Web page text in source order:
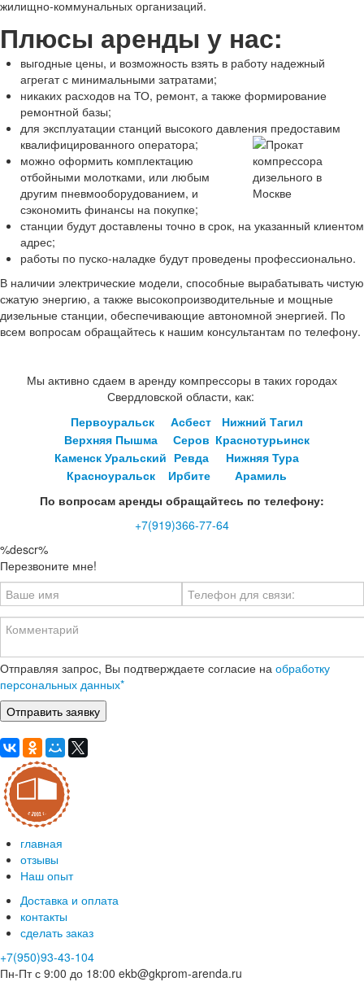
жилищно-коммунальных организаций.
Плюсы аренды у нас:
выгодные цены, и возможность взять в работу надежный
агрегат с минимальными затратами;
никаких расходов на ТО, ремонт, а также формирование
ремонтной базы;
для эксплуатации станций высокого давления предоставим
квалифицированного оператора;
можно оформить комплектацию
отбойными молотками, или любым
другим пневмооборудованием, и
сэкономить финансы на покупке;
станции будут доставлены точно в срок, на указанный клиентом
адрес;
работы по пуско-наладке будут проведены профессионально.
В наличии электрические модели, способные вырабатывать чистую
сжатую энергию, а также высокопроизводительные и мощные
дизельные станции, обеспечивающие автономной энергией. По
всем вопросам обращайтесь к нашим консультантам по телефону.
Мы активно сдаем в аренду компрессоры в таких городах
Свердловской области, как:
Первоуральск
Асбест
Нижний Тагил
Верхняя Пышма
Серов Краснотурьинск
Каменск Уральский Ревда
Нижняя Тура
Красноуральск
Ирбите
Арамиль
По вопросам аренды обращайтесь по телефону:
+7(919)366-77-64
%descr%
Перезвоните мне!
Отправляя запрос, Вы подтверждаете согласие на обработку
персональных данных*
главная
отзывы
Наш опыт
Доставка и оплата
контакты
сделать заказ
+7(950)93-43-104
Пн-Пт с 9:00 до 18:00 ekb@gkprom-arenda.ru